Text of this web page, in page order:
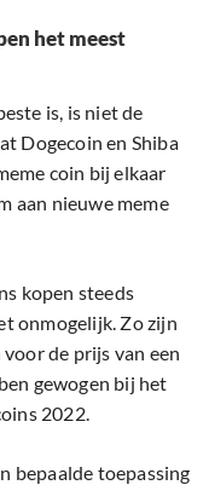
het meest
is, is niet de
Dogecoin en Shiba
coin bij elkaar
aan nieuwe meme
kopen steeds
onmogelijk. Zo zijn
de prijs van een
gewogen bij het
2022.
bepaalde toepassing